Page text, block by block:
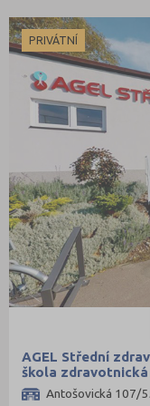
Most (3)
Nový Jičín (5)
Nymburk (5)
Olomouc (7)
Ostrava-město (15)
Pardubice (4)
Pelhřimov (4)
Písek (3)
Plzeň-město (9)
Praha-západ (2)
Prachatice (1)
Šance na přijetí
PRIVÁTNÍ
AGEL Střední
škola zdravotnická
Antošovická 107/